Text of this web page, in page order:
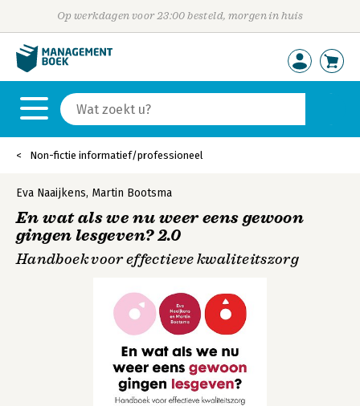
Op werkdagen voor 23:00 besteld, morgen in huis
Non-fictie informatief/professioneel
Eva Naaijkens, Martin Bootsma
En wat als we nu weer eens gewoon
gingen lesgeven? 2.0
Handboek voor effectieve kwaliteitszorg